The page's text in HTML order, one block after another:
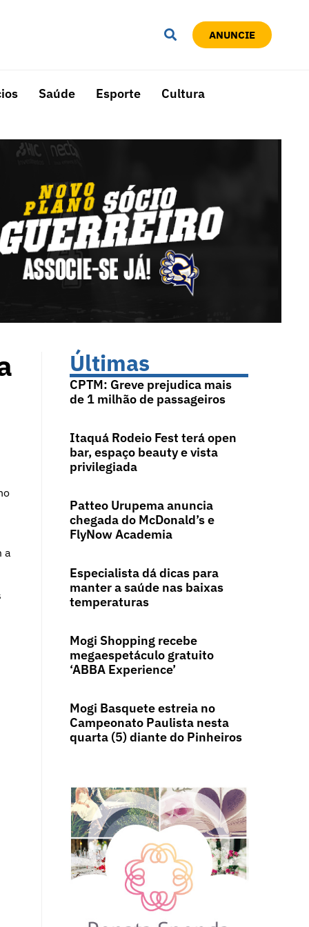
ANUNCIE
Saúde Esporte Cultura
a
Últimas
CPTM: Greve prejudica mais
de 1 milhão de passageiros
Itaquá Rodeio Fest terá open
bar, espaço beauty e vista
privilegiada
Patteo Urupema anuncia
chegada do McDonald’s e
FlyNow Academia
Especialista dá dicas para
manter a saúde nas baixas
temperaturas
Mogi Shopping recebe
megaespetáculo gratuito
‘ABBA Experience’
Mogi Basquete estreia no
Campeonato Paulista nesta
quarta (5) diante do Pinheiros